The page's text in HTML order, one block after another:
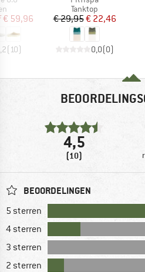
prijs
€ 59,96
(10)
Productgroep
Tanktop
Prijs
€ 29,95Verlaagde prijs
€ 22,46
0,0(0)
4,5
(10)
BEOORDELINGEN
5 sterren
4 sterren
3 sterren
2 sterren